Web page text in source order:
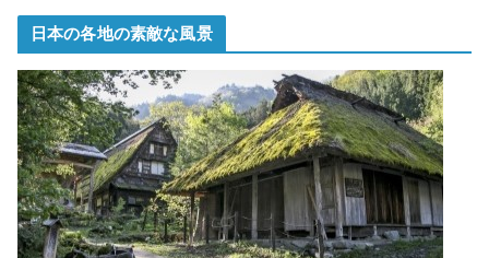
日本の各地の素敵な風景